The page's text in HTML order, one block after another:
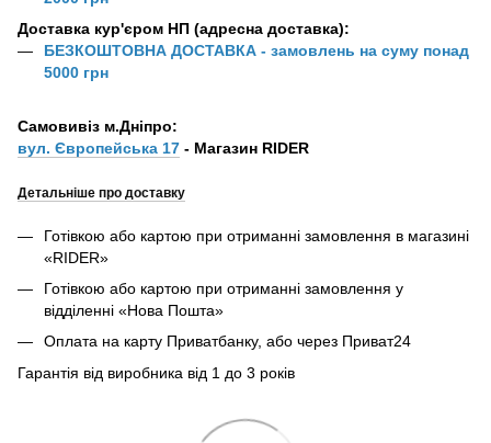
Доставка кур'єром НП (адресна доставка):
БЕЗКОШТОВНА ДОСТАВКА - замовлень на суму понад
5000 грн
Самовивіз м.Дніпро:
вул. Європейська 17 - Магазин RIDER
Детальніше про доставку
Готівкою або картою при отриманні замовлення в магазині
«RIDER»
Готівкою або картою при отриманні замовлення у
відділенні «Нова Пошта»
Оплата на карту Приватбанку, або через Приват24
Гарантія від виробника від 1 до 3 років